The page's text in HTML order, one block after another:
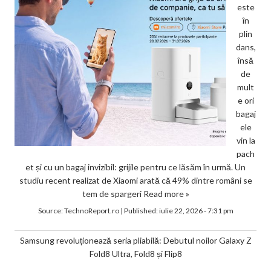
este
în
plin
dans,
însă
de
mult
e ori
bagaj
ele
vin la
pach
et și cu un bagaj invizibil: grijile pentru ce lăsăm în urmă. Un
studiu recent realizat de Xiaomi arată că 49% dintre români se
tem de spargeri Read more »
Source:TechnoReport.ro| Published:iulie 22, 2026 - 7:31 pm
Samsung revoluționează seria pliabilă: Debutul noilor Galaxy Z
Fold8 Ultra, Fold8 și Flip8